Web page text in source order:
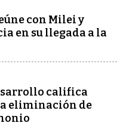
con Milei y
en su llegada a la
califica
eliminación de